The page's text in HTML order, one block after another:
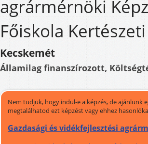
agrármérnöki
Főiskola
Kecskemét
Államilag finanszírozott,
Nem tudjuk, hogy indul-e a képzés, de ajánlunk
megtalálhatod ezt képzést vagy ehhez
Gazdasági és vidékfejlesztési